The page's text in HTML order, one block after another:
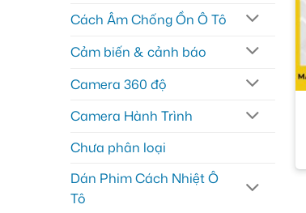
Cách Âm Chống Ồn Ô Tô
Cảm biến & cảnh báo
Camera 360 độ
Camera Hành Trình
Chưa phân loại
Dán Phim Cách Nhiệt Ô
Tô